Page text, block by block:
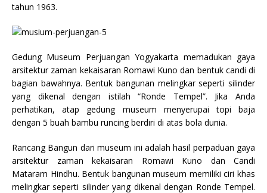
tahun 1963.
Gedung Museum Perjuangan Yogyakarta memadukan gaya
arsitektur zaman kekaisaran Romawi Kuno dan bentuk candi di
bagian bawahnya. Bentuk bangunan melingkar seperti silinder
yang dikenal dengan istilah “Ronde Tempel”. Jika Anda
perhatikan, atap gedung museum menyerupai topi baja
dengan 5 buah bambu runcing berdiri di atas bola dunia.
Rancang Bangun dari museum ini adalah hasil perpaduan gaya
arsitektur zaman kekaisaran Romawi Kuno dan Candi
Mataram Hindhu. Bentuk bangunan museum memiliki ciri khas
melingkar seperti silinder yang dikenal dengan Ronde Tempel.